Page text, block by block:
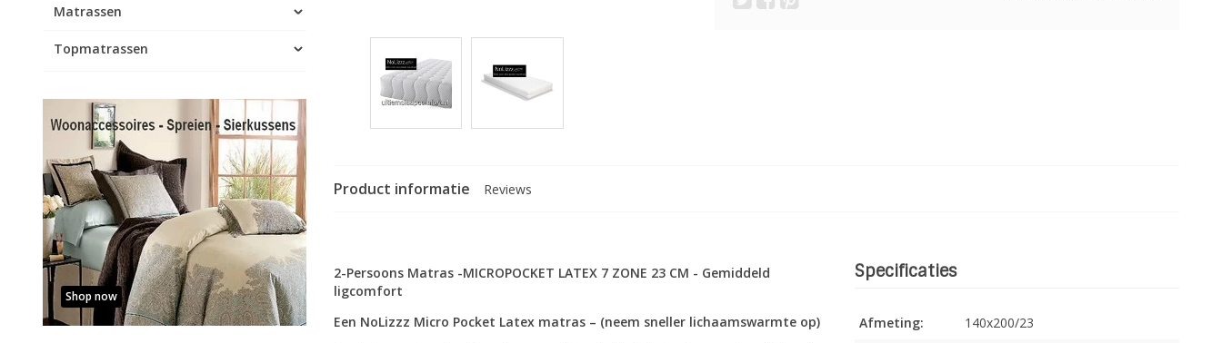
Matrassen
Topmatrassen
Shop now
Product informatie Reviews
2-Persoons Matras -MICROPOCKET LATEX 7 ZONE 23 CM - Gemiddeld
ligcomfort
Een NoLizzz Micro Pocket Latex matras – (neem sneller lichaamswarmte op)
Specificaties
Afmeting:
140x200/23